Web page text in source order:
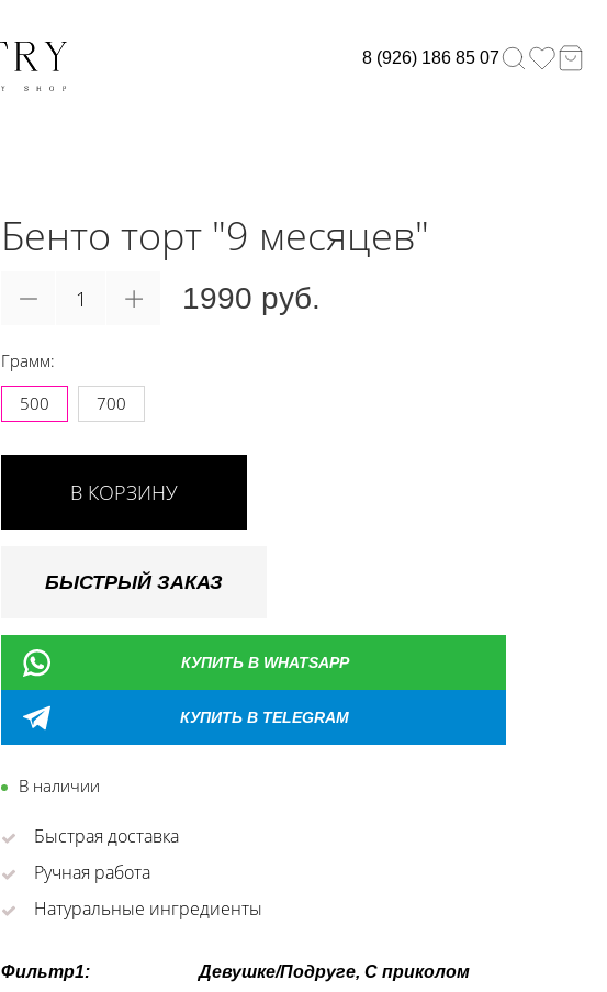
8 (926) 186 85 07
Бенто торт "9 месяцев"
1990 руб.
Грамм:
500
700
В КОРЗИНУ
БЫСТРЫЙ ЗАКАЗ
КУПИТЬ В WHATSAPP
КУПИТЬ В TELEGRAM
В наличии
Быстрая доставка
Ручная работа
Натуральные ингредиенты
Фильтр1:
Девушке/Подруге, С приколом